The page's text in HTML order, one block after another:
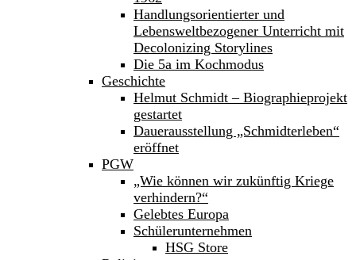
Handlungsorientierter und
Lebensweltbezogener Unterricht mit
Decolonizing Storylines
Die 5a im Kochmodus
Geschichte
Helmut Schmidt – Biographieprojekt
gestartet
Dauerausstellung „Schmidterleben“
eröffnet
PGW
„Wie können wir zukünftig Kriege
verhindern?“
Gelebtes Europa
Schülerunternehmen
HSG Store